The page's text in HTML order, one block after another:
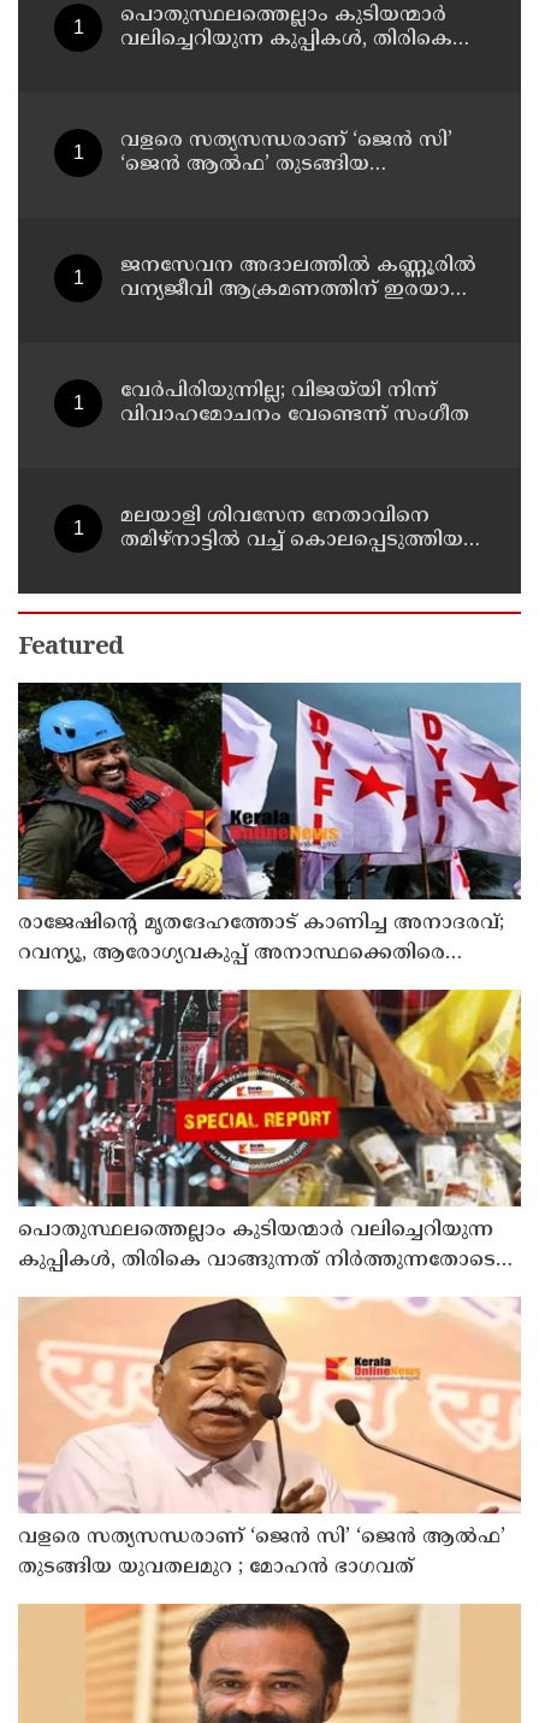
പ്രതിഷേധത്തിലേക്ക്
പൊതുസ്ഥലത്തെല്ലാം കുടിയന്മാര്‍
വലിച്ചെറിയുന്ന കുപ്പികള്‍, തിരികെ
സര്‍ക്കാരിന്റേത് തലതിരിഞ്ഞ
തീരുമാനമോ?
വളരെ സത്യസന്ധരാണ് ‘ജെൻ സി’
‘ജെൻ ആൽഫ’ തുടങ്ങിയ
ജനസേവന അദാലത്തിൽ കണ്ണൂരിൽ
വന്യജീവി ആക്രമണത്തിന് ഇരയായ
വേർപിരിയുന്നില്ല; വിജയ്‍യി നിന്ന്
വിവാഹമോചനം വേണ്ടെന്ന് സംഗീത
മലയാളി ശിവസേന നേതാവിനെ
തമിഴ്നാട്ടിൽ വച്ച് കൊലപ്പെടുത്തിയ
Featured
രാജേഷിന്റെ മൃതദേഹത്തോട് കാണിച്ച അനാദരവ്;
റവന്യൂ, ആരോഗ്യവകുപ്പ് അനാസ്ഥക്കെതിരെ
ശക്തമായ പ്രതിഷേധത്തിലേക്ക്
പൊതുസ്ഥലത്തെല്ലാം കുടിയന്മാര്‍ വലിച്ചെറിയുന്ന
കുപ്പികള്‍, തിരികെ വാങ്ങുന്നത് നിര്‍ത്തുന്നതോടെ
നിര്‍ത്തിയത് എന്തിന്? സര്‍ക്കാരിന്റേത് തലതിരിഞ്ഞ
തീരുമാനമോ?
വളരെ സത്യസന്ധരാണ് ‘ജെൻ സി’ ‘ജെൻ ആൽഫ’
തുടങ്ങിയ യുവതലമുറ ; മോഹൻ ഭാഗവത്